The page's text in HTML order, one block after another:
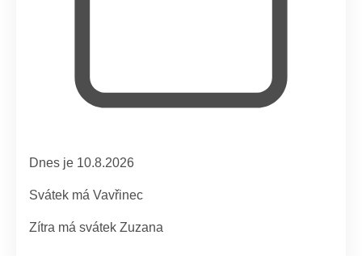
Dnes je 10.8.2026
Svátek má Vavřinec
Zítra má svátek Zuzana